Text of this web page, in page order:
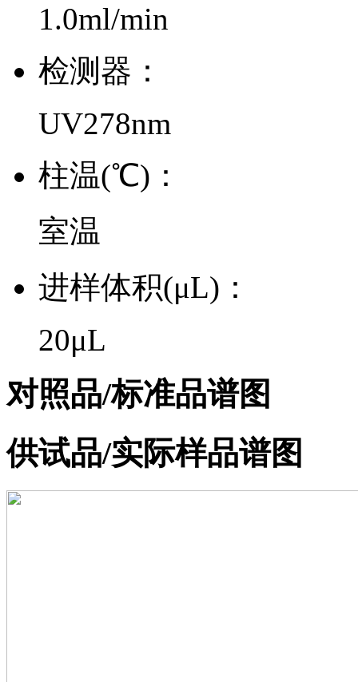
1.0ml/min
检测器：
UV278nm
柱温(℃)：
室温
进样体积(μL)：
20μL
对照品/标准品谱图
供试品/实际样品谱图